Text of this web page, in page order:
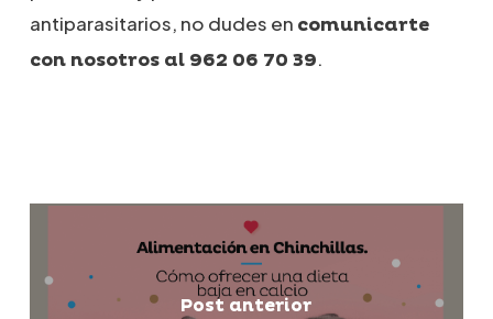
antiparasitarios, no dudes en comunicarte
con nosotros al 962 06 70 39.
Post anterior